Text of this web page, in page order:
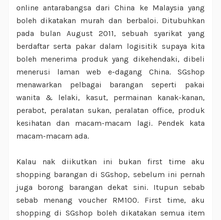
online antarabangsa dari China ke Malaysia yang
boleh dikatakan murah dan berbaloi. Ditubuhkan
pada bulan August 2011, sebuah syarikat yang
berdaftar serta pakar dalam logisitik supaya kita
boleh menerima produk yang dikehendaki, dibeli
menerusi laman web e-dagang China. SGshop
menawarkan pelbagai barangan seperti pakai
wanita & lelaki, kasut, permainan kanak-kanan,
perabot, peralatan sukan, peralatan office, produk
kesihatan dan macam-macam lagi. Pendek kata
macam-macam ada.
Kalau nak diikutkan ini bukan first time aku
shopping barangan di SGshop, sebelum ini pernah
juga borong barangan dekat sini. Itupun sebab
sebab menang voucher RM100. First time, aku
shopping di SGshop boleh dikatakan semua item